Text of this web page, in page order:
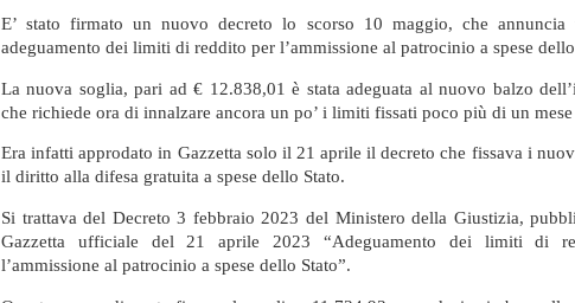
E’ stato firmato un nuovo decreto lo scorso 10 maggio, che annuncia
adeguamento dei limiti di reddito per l’ammissione al patrocinio a spese
La nuova soglia, pari ad € 12.838,01 è stata adeguata al nuovo balzo
che richiede ora di innalzare ancora un po’ i limiti fissati poco più di un
Era infatti approdato in Gazzetta solo il 21 aprile il decreto che fissava i
il diritto alla difesa gratuita a spese dello Stato.
Si trattava del Decreto 3 febbraio 2023 del Ministero della Giustizia,
Gazzetta ufficiale del 21 aprile 2023 “Adeguamento dei limiti di
l’ammissione al patrocinio a spese dello Stato”.